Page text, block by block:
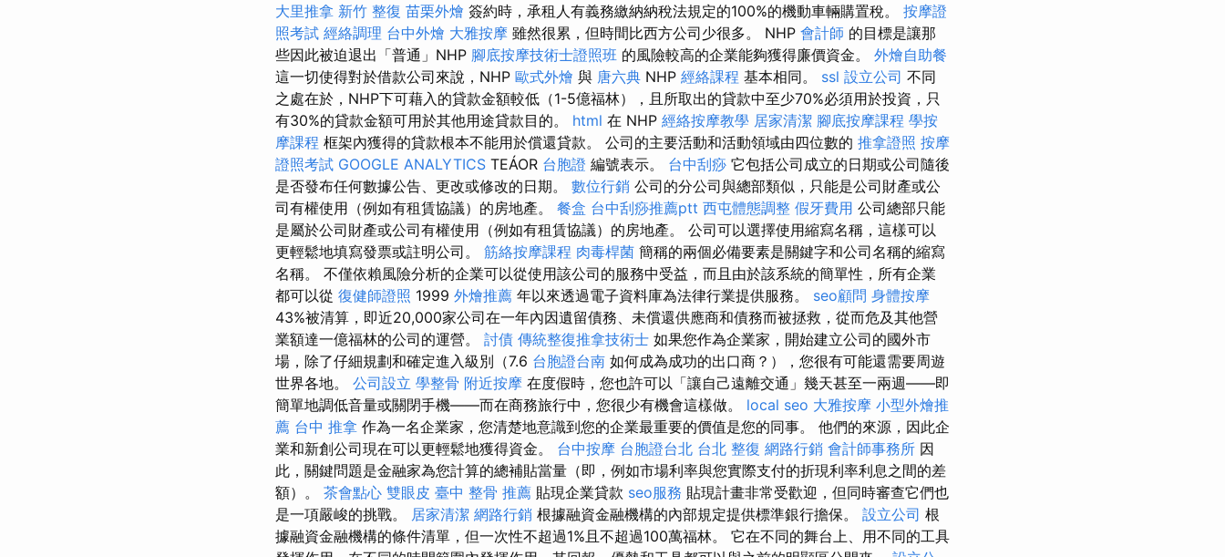
大里推拿 新竹 整復 苗栗外燴 簽約時，承租人有義務繳納納稅法規定的100%的機動車輛購置稅。 按摩證
照考試 經絡調理 台中外燴 大雅按摩 雖然很累，但時間比西方公司少很多。 NHP 會計師 的目標是讓那
些因此被迫退出「普通」NHP 腳底按摩技術士證照班 的風險較高的企業能夠獲得廉價資金。 外燴自助餐
這一切使得對於借款公司來說，NHP 歐式外燴 與 唐六典 NHP 經絡課程 基本相同。 ssl 設立公司 不同
之處在於，NHP下可藉入的貸款金額較低（1-5億福林），且所取出的貸款中至少70%必須用於投資，只
有30%的貸款金額可用於其他用途貸款目的。 html 在 NHP 經絡按摩教學 居家清潔 腳底按摩課程 學按
摩課程 框架內獲得的貸款根本不能用於償還貸款。 公司的主要活動和活動領域由四位數的 推拿證照 按摩
證照考試 GOOGLE ANALYTICS TEÁOR 台胞證 編號表示。 台中刮痧 它包括公司成立的日期或公司隨後
是否發布任何數據公告、更改或修改的日期。 數位行銷 公司的分公司與總部類似，只能是公司財產或公
司有權使用（例如有租賃協議）的房地產。 餐盒 台中刮痧推薦ptt 西屯體態調整 假牙費用 公司總部只能
是屬於公司財產或公司有權使用（例如有租賃協議）的房地產。 公司可以選擇使用縮寫名稱，這樣可以
更輕鬆地填寫發票或註明公司。 筋絡按摩課程 肉毒桿菌 簡稱的兩個必備要素是關鍵字和公司名稱的縮寫
名稱。 不僅依賴風險分析的企業可以從使用該公司的服務中受益，而且由於該系統的簡單性，所有企業
都可以從 復健師證照 1999 外燴推薦 年以來透過電子資料庫為法律行業提供服務。 seo顧問 身體按摩
43%被清算，即近20,000家公司在一年內因遺留債務、未償還供應商和債務而被拯救，從而危及其他營
業額達一億福林的公司的運營。 討債 傳統整復推拿技術士 如果您作為企業家，開始建立公司的國外市
場，除了仔細規劃和確定進入級別（7.6 台胞證台南 如何成為成功的出口商？），您很有可能還需要周遊
世界各地。 公司設立 學整骨 附近按摩 在度假時，您也許可以「讓自己遠離交通」幾天甚至一兩週——即
簡單地調低音量或關閉手機——而在商務旅行中，您很少有機會這樣做。 local seo 大雅按摩 小型外燴推
薦 台中 推拿 作為一名企業家，您清楚地意識到您的企業最重要的價值是您的同事。 他們的來源，因此企
業和新創公司現在可以更輕鬆地獲得資金。 台中按摩 台胞證台北 台北 整復 網路行銷 會計師事務所 因
此，關鍵問題是金融家為您計算的總補貼當量（即，例如市場利率與您實際支付的折現利率利息之間的差
額）。 茶會點心 雙眼皮 臺中 整骨 推薦 貼現企業貸款 seo服務 貼現計畫非常受歡迎，但同時審查它們也
是一項嚴峻的挑戰。 居家清潔 網路行銷 根據融資金融機構的內部規定提供標準銀行擔保。 設立公司 根
據融資金融機構的條件清單，但一次性不超過1%且不超過100萬福林。 它在不同的舞台上、用不同的工具